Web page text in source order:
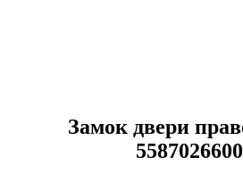
Замок двери